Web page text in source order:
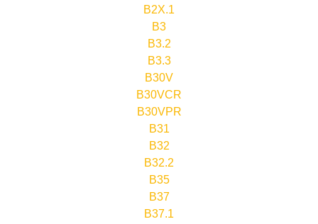
B2X.1
B3
B3.2
B3.3
B30V
B30VCR
B30VPR
B31
B32
B32.2
B35
B37
B37.1